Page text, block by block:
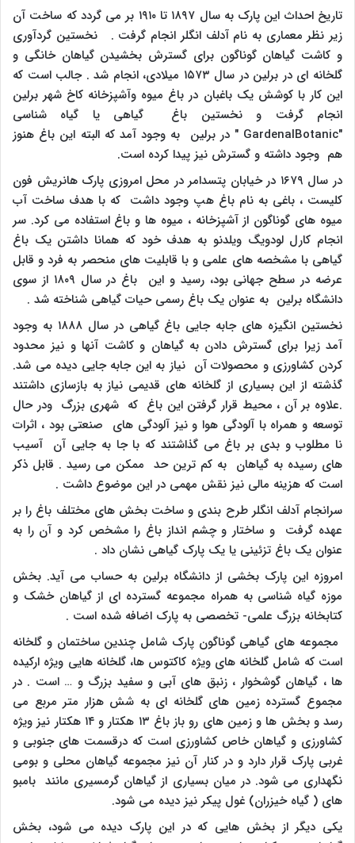
تاریخ احداث این پارک به سال ۱۸۹۷ تا ۱۹۱۰ بر می گردد که ساخت آن
زیر نظر معماری به نام آدلف انگلر انجام گرفت . نخستین گردآوری
و کاشت گیاهان گوناگون برای گسترش بخشیدن گیاهان خانگی و
گلخانه ای در برلین در سال ۱۵۷۳ میلادی، انجام شد . جالب است که
این کار با کوشش یک باغبان در باغ میوه وآشپزخانه کاخ شهر برلین
انجام گرفت و نخستین باغ گیاهی یا گیاه شناسی
"
Botanic
al
Garden" در برلین به وجود آمد که البته این باغ هنوز
هم وجود داشته و گسترش نیز پیدا کرده است.
در سال ۱۶۷۹ در خیابان پتسدامر در محل امروزی پارک هانریش فون
کلیست ، باغی به نام باغ هپ وجود داشت که با هدف ساخت آب
میوه های گوناگون از آشپزخانه ، میوه ها و باغ استفاده می کرد. سر
انجام کارل لودویگ ویلدنو به هدف خود که همانا داشتن یک باغ
گیاهی با مشخصه های علمی و با قابلیت های منحصر به فرد و قابل
عرضه در سطح جهانی بود، رسید و این باغ در سال ۱۸۰۹ از سوی
دانشگاه برلین به عنوان یک باغ رسمی حیات گیاهی شناخته شد .
نخستین انگیزه های جابه جایی باغ گیاهی در سال ۱۸۸۸ به وجود
آمد زیرا برای گسترش دادن به گیاهان و کاشت آنها و نیز محدود
کردن کشاورزی و محصولات آن نیاز به این جابه جایی دیده می شد.
گذشته از این بسیاری از گلخانه های قدیمی نیاز به بازسازی داشتند
.علاوه بر آن ، محیط قرار گرفتن این باغ که شهری بزرگ ودر حال
توسعه و همراه با آلودگی هوا و نیز آلودگی های صنعتی بود ، اثرات
نا مطلوب و بدی بر باغ می گذاشتند که با جا به جایی آن آسیب
های رسیده به گیاهان به کم ترین حد ممکن می رسید . قابل ذکر
است که هزینه مالی نیز نقش مهمی در این موضوع داشت .
سرانجام آدلف انگلر طرح بندی و ساخت بخش های مختلف باغ را بر
عهده گرفت و ساختار و چشم انداز باغ را مشخص کرد و آن را به
عنوان یک باغ تزئینی یا یک پارک گیاهی نشان داد .
امروزه این پارک بخشی از دانشگاه برلین به حساب می آید. بخش
موزه گیاه شناسی به همراه مجموعه گسترده ای از گیاهان خشک و
کتابخانه بزرگ علمی- تخصصی به پارک اضافه شده است .
مجموعه های گیاهی گوناگون پارک شامل چندین ساختمان و گلخانه
است که شامل گلخانه های ویژه کاکتوس ها، گلخانه هایی ویژه ارکیده
ها ، گیاهان گوشخوار ، زنبق های آبی و سفید بزرگ و … است . در
مجموع گسترده زمین های گلخانه ای به شش هزار متر مربع می
رسد و بخش ها و زمین های رو باز باغ ۱۳ هکتار و ۱۴ هکتار نیز ویژه
کشاورزی و گیاهان خاص کشاورزی است که درقسمت های جنوبی و
غربی پارک قرار دارد و در کنار آن نیز مجموعه گیاهان محلی و بومی
نگهداری می شود. در میان بسیاری از گیاهان گرمسیری مانند بامبو
های ( گیاه خیزران) غول پیکر نیز دیده می شود.
یکی دیگر از بخش هایی که در این پارک دیده می شود، بخش